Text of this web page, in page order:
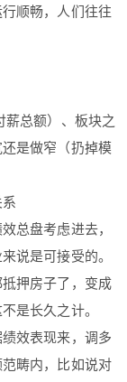
顺畅，人们往往
薪总额）、板块之
是做窄（扔掉模
总盘考虑进去，
说是可接受的。
押房子了，变成
是长久之计。
效表现来，调多
畴内，比如说对